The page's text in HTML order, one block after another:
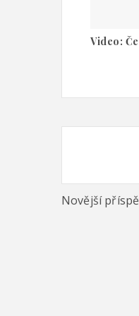
Video:
Novější